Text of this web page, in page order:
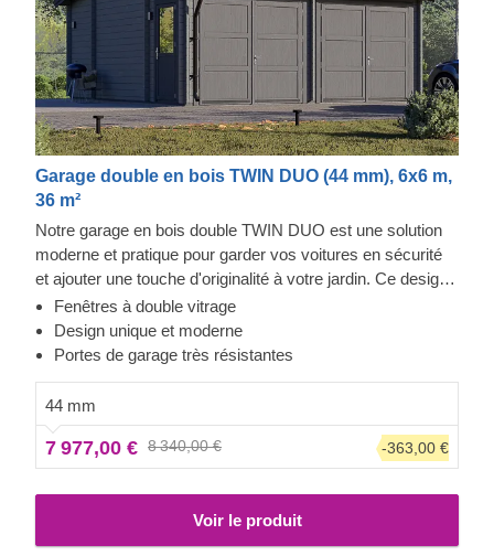
Garage double en bois TWIN DUO (44 mm), 6x6 m,
36 m²
Notre garage en bois double TWIN DUO est une solution
moderne et pratique pour garder vos voitures en sécurité
et ajouter une touche d'originalité à votre jardin. Ce design
distinctif comporte de nombreuses fenêtres pour une
meilleure luminosité, des entrées séparées pour vous et
vos véhicules, et des portes résistantes pour une sécurité
Vos outils de jardinage, vos meubles et tous vos
bricolages seront tous stockés en toute sécurité pour que
vous puissiez y revenir à tout moment. TWIN DUO est
bien plus qu'une simple place de parking !
Fenêtres à double vitrage
Design unique et moderne
Portes de garage très résistantes
44 mm
7 977,00 € 8 340,00 € -363,00 €
Voir le produit